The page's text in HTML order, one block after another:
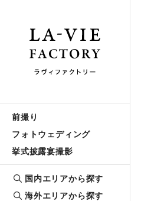
前撮り
フォトウェディング
挙式披露宴撮影
国内エリアから探す
海外エリアから探す